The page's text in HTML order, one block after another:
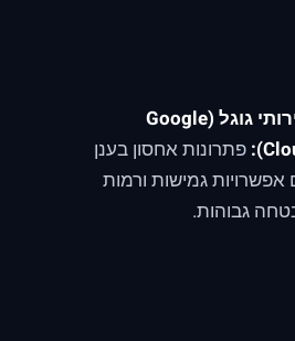
שירותי גוגל (Google
פתרונות אחסון בענן
אפשרויות גמישות ורמות
גבוהות.